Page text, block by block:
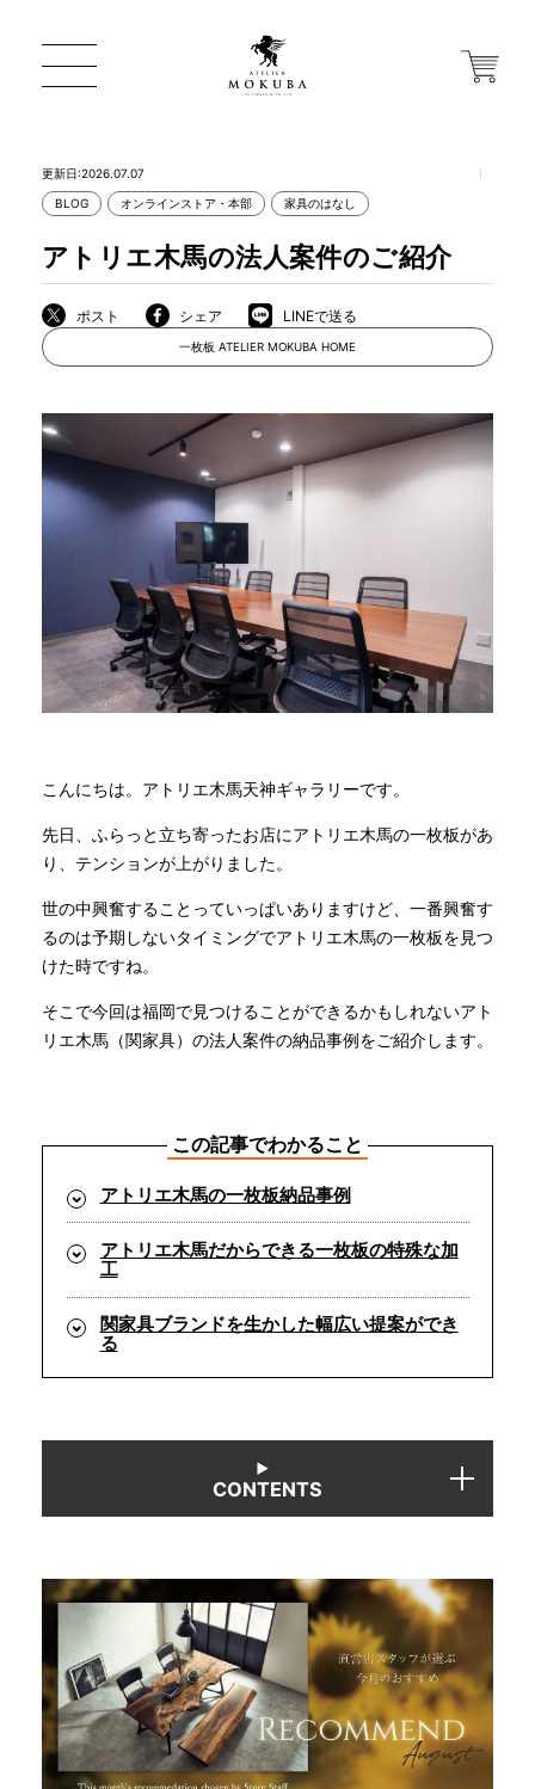
店舗から探す
MOKUBA について
商品情報
直営店
新入荷情報
納品事例
INFORMATION
MOKUBA CHANNEL
よくあるご質問
お問い合わせ
更新日:2026.07.07
BLOG オンラインストア・本部 家具のはなし
アトリエ木馬の法人案件のご紹介
ポスト シェア LINEで送る
一枚板 ATELIER MOKUBA HOME
こんにちは。アトリエ木馬天神ギャラリーです。
先日、ふらっと立ち寄ったお店にアトリエ木馬の一枚板があ
り、テンションが上がりました。
世の中興奮することっていっぱいありますけど、一番興奮す
るのは予期しないタイミングでアトリエ木馬の一枚板を見つ
けた時ですね。
そこで今回は福岡で見つけることができるかもしれないアト
リエ木馬（関家具）の法人案件の納品事例をご紹介します。
この記事でわかること
アトリエ木馬の一枚板納品事例
アトリエ木馬だからできる一枚板の特殊な加
工
関家具ブランドを生かした幅広い提案ができ
る
CONTENTS